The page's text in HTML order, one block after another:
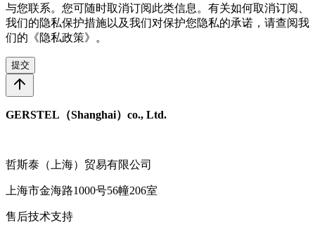
与您联系。您可随时取消订阅此类信息。有关如何取消订阅、
我们的隐私保护措施以及我们对保护您隐私的承诺，请查阅我
们的《隐私政策》。
提交
GERSTEL（Shanghai）co., Ltd.
哲斯泰（上海）贸易有限公司
上海市金海路1000号56幢206室
售后技术支持